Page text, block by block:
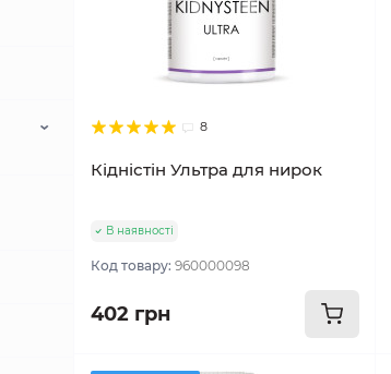
8
Кідністін Ультра для нирок
В наявності
Код товару: 960000098
402 грн